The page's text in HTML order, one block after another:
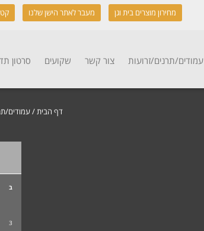
מחירון מוצרים בית וגן מעבר לאתר הישן שלנו
עמודים/תרנים/זרועות צור קשר שקועים סרטון
דף הבית/עמודים/
ב
3